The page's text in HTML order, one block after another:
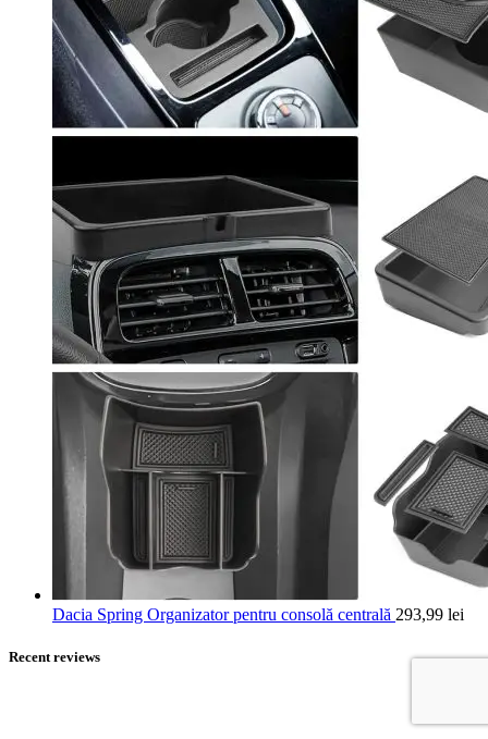
Dacia Spring Organizator pentru consolă centrală 293,99 lei
Recent reviews